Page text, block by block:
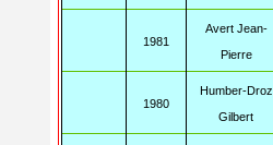
1981
Avert Jean-
Pierre
1980
Humber-Droz
Gilbert